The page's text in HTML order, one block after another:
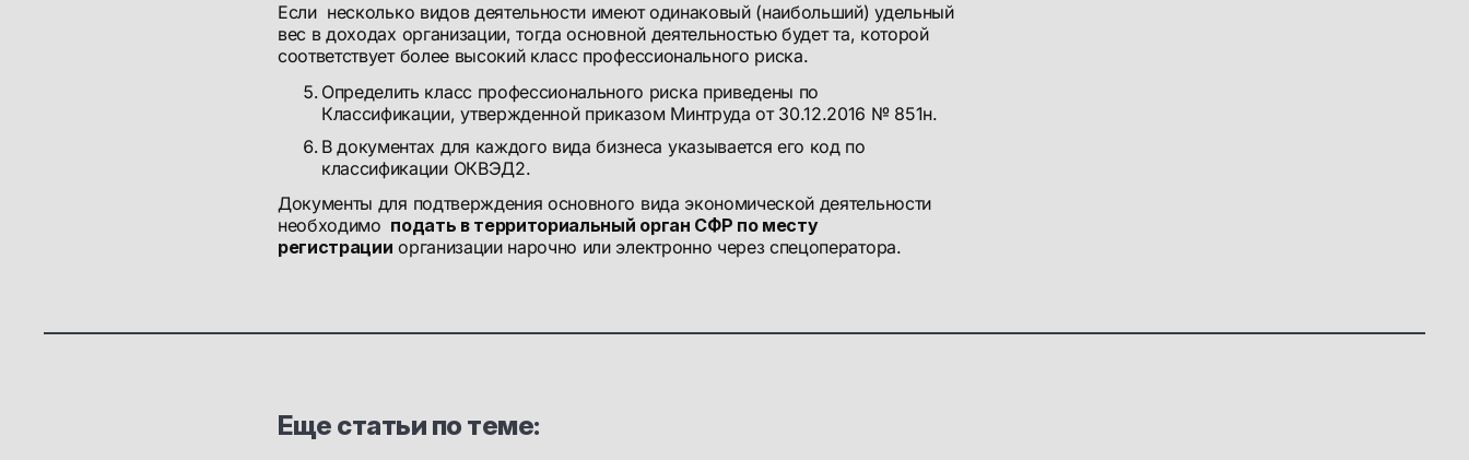
Если несколько видов деятельности имеют одинаковый (наибольший) удельный
вес в доходах организации, тогда основной деятельностью будет та, которой
соответствует более высокий класс профессионального риска.
Определить класс профессионального риска приведены по
Классификации, утвержденной приказом Минтруда от 30.12.2016 № 851н.
В документах для каждого вида бизнеса указывается его код по
классификации ОКВЭД2.
Документы для подтверждения основного вида экономической деятельности
необходимо подать в территориальный орган СФР по месту
регистрации организации нарочно или электронно через спецоператора.
Еще статьи по теме: